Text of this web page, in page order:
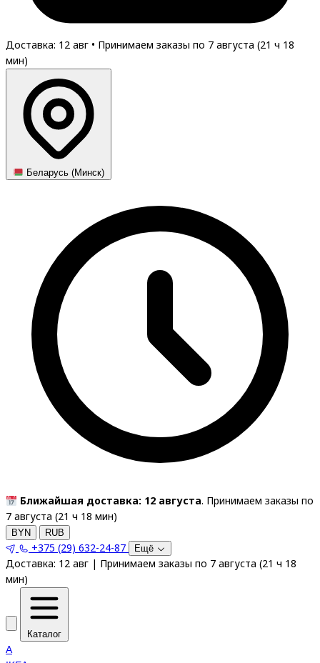
Доставка: 12 авг • Принимаем заказы по 7 августа (21 ч 18
мин)
Беларусь (Минск)
Ближайшая доставка: 12 августа. Принимаем заказы по
7 августа (21 ч 18 мин)
BYN RUB
+375 (29) 632-24-87 Ещё
Доставка: 12 авг | Принимаем заказы по 7 августа (21 ч 18
мин)
Каталог
A